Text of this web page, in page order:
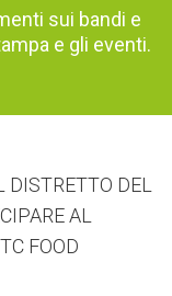
sui bandi e
e gli eventi.